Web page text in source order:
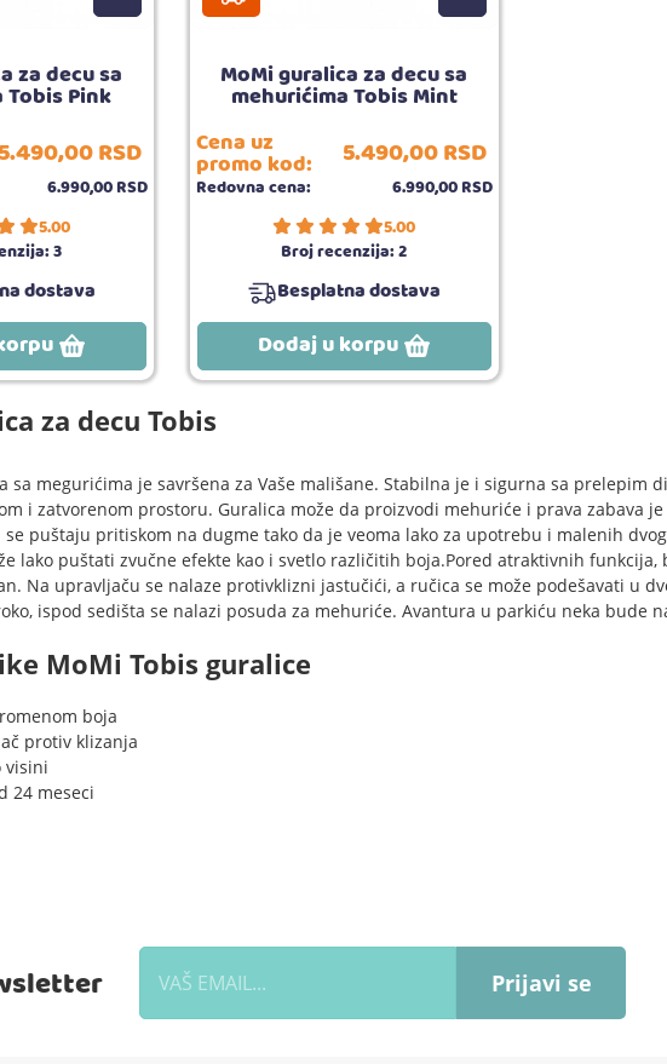
za decu Tobis
sa megurićima je savršena za Vaše mališane. Stabilna je i sigurna sa prelepim
i zatvorenom prostoru. Guralica može da proizvodi mehuriće i prava zabava je
puštaju pritiskom na dugme tako da je veoma lako za upotrebu i malenih
lako puštati zvučne efekte kao i svetlo različitih boja.Pored atraktivnih funkcija,
Na upravljaču se nalaze protivklizni jastučići, a ručica se može podešavati u
ispod sedišta se nalazi posuda za mehuriće. Avantura u parkiću neka bude
MoMi Tobis guralice
boja
protiv klizanja
visini
24 meseci
za decu sa
Pink
5.490,00RSD
6.990,00RSD
5.00
3
dostava
MoMi guralica za decu sa
mehurićima Tobis Mint
Cena uz
promo kod: 5.490,00RSD
Redovna cena: 6.990,00RSD
5.00
Broj recenzija:2
Besplatna dostava
Dodaj u korpu
Prijavi se